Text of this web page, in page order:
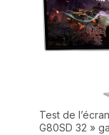
Test de
G80SD 32 »